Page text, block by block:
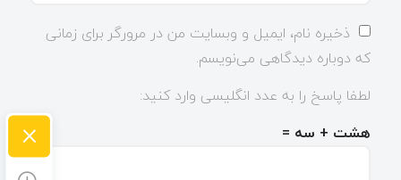
ذخیره نام، ایمیل و وبسایت من در مرورگر برای زمانی
که دوباره دیدگاهی می‌نویسم.
لطفا پاسخ را به عدد انگلیسی وارد کنید:
هشت + سه =
×